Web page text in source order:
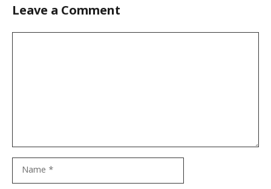
Leave a Comment